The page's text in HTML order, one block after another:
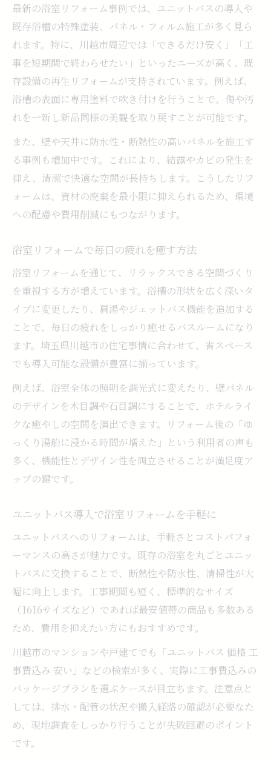
マンションのお風呂リフォームで得する方
法
ユニットバスで理想のバスルームへリフォーム
ユニットバスへリフォームするメリットと
は
浴室リフォームで理想のバスルームを形に
ント
バスルームのリフォームで快適性をアップ
リフォームで選ぶべきユニットバスの特徴
バスルームのリフォーム事例から知る実践アイ
浴室リフォームで変わる実際の生活シーン
バスルームリフォームの失敗しないポイン
ト
ユニットバスリフォーム事例に学ぶ注意点
マンションでの浴室リフォーム実践例紹介
浴室リフォームで得られる見た目と快適さ
埼玉県川越市で選びたい浴室リフォームポイン
ト
川越市で浴室リフォームを依頼する際の注
意点
地域密着の浴室リフォームサービスの特徴
浴室リフォーム業者選びで大切な比較ポイ
ント
川越市で浴室リフォームを賢く進めるコツ
浴室リフォーム成功のための信頼できる業
者選び
最新の浴室リフォーム事例では、ユニットバスの導入や
既存浴槽の特殊塗装、パネル・フィルム施工が多く見ら
れます。特に、川越市周辺では「できるだけ安く」「工
事を短期間で終わらせたい」といったニーズが高く、既
存設備の再生リフォームが支持されています。例えば、
浴槽の表面に専用塗料で吹き付けを行うことで、傷や汚
れを一新し新品同様の美観を取り戻すことが可能です。
また、壁や天井に防水性・断熱性の高いパネルを施工す
る事例も増加中です。これにより、結露やカビの発生を
抑え、清潔で快適な空間が長持ちします。こうしたリフ
ォームは、資材の廃棄を最小限に抑えられるため、環境
への配慮や費用削減にもつながります。
浴室リフォームで毎日の疲れを癒す方法
浴室リフォームを通じて、リラックスできる空間づくり
を重視する方が増えています。浴槽の形状を広く深いタ
イプに変更したり、肩湯やジェットバス機能を追加する
ことで、毎日の疲れをしっかり癒せるバスルームになり
ます。埼玉県川越市の住宅事情に合わせて、省スペース
でも導入可能な設備が豊富に揃っています。
例えば、浴室全体の照明を調光式に変えたり、壁パネル
のデザインを木目調や石目調にすることで、ホテルライ
クな癒やしの空間を演出できます。リフォーム後の「ゆ
っくり湯船に浸かる時間が増えた」という利用者の声も
多く、機能性とデザイン性を両立させることが満足度ア
ップの鍵です。
ユニットバス導入で浴室リフォームを手軽に
ユニットバスへのリフォームは、手軽さとコストパフォ
ーマンスの高さが魅力です。既存の浴室を丸ごとユニッ
トバスに交換することで、断熱性や防水性、清掃性が大
幅に向上します。工事期間も短く、標準的なサイズ
（1616サイズなど）であれば最安値帯の商品も多数ある
ため、費用を抑えたい方にもおすすめです。
川越市のマンションや戸建てでも「ユニットバス 価格 工
事費込み 安い」などの検索が多く、実際に工事費込みの
パッケージプランを選ぶケースが目立ちます。注意点と
しては、排水・配管の状況や搬入経路の確認が必要なた
め、現地調査をしっかり行うことが失敗回避のポイント
です。